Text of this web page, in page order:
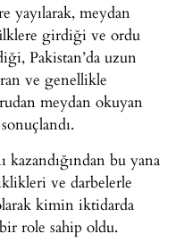
yayılarak, meydan
girdiği ve ordu
Pakistan’da uzun
ve genellikle
meydan okuyan
kazandığından bu yana
ve darbelerle
kimin iktidarda
role sahip oldu.